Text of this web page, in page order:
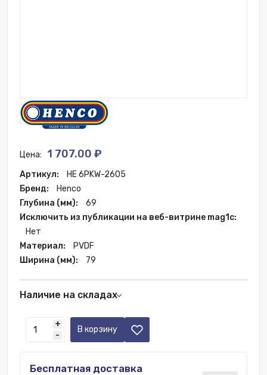
Цена: 1 707.00 ₽
Артикул:
HE 6PKW-2605
Бренд:
Henco
Глубина (мм):
69
Исключить из публикации на веб-витрине mag1c:
Нет
Материал:
PVDF
Ширина (мм):
79
Наличие на складах
+
-
В корзину
Бесплатная доставка